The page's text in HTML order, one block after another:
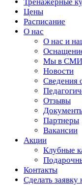
Цены
Расписание
О нас
О нас и
Мы в СМИ
Новости
Сведения
Отзывы
Партнеры
Вакансии
Акции
Клубные
Контакты
Сделать заявку